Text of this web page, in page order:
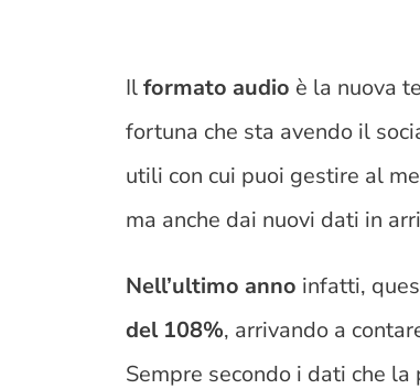
Ilformato audio è la nuova
fortuna che sta avendo il
utili con cui puoi gestire al
ma anche dai nuovi dati in
Nell’ultimo anno infatti,
del 108%, arrivando a
Sempre secondo i dati che